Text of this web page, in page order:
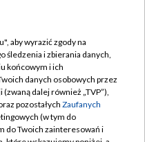
TVP
aby wyrazić zgody na
śledzenia i zbierania danych,
końcowym i ich
danych osobowych przez
dalej również „TVP”),
pozostałych Zaufanych
(w tym do
do Twoich zainteresowań i